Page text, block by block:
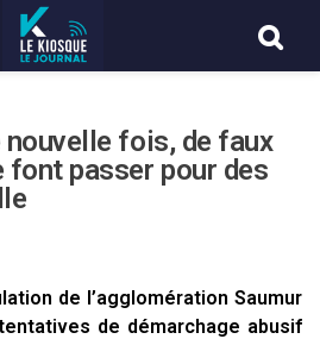
nouvelle fois, de faux
font passer pour des
de l’agglomération Saumur
de démarchage abusif